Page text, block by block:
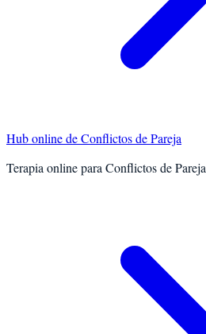
Hub online deConflictos de Pareja
Terapia online para Conflictos de Pareja